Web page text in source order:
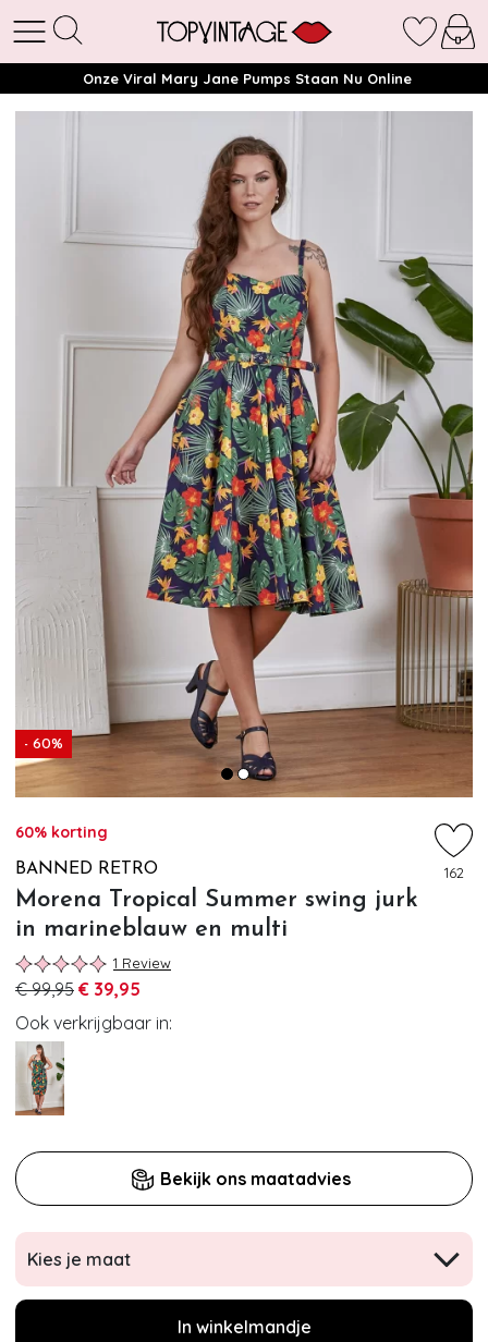
Onze Viral Mary Jane Pumps Staan Nu Online
- 60%
60% korting
BANNED RETRO
Morena Tropical Summer swing jurk
in marineblauw en multi
162
1 Review
€ 99,95 € 39,95
Ook verkrijgbaar in:
Bekijk ons maatadvies
Kies je maat
In winkelmandje